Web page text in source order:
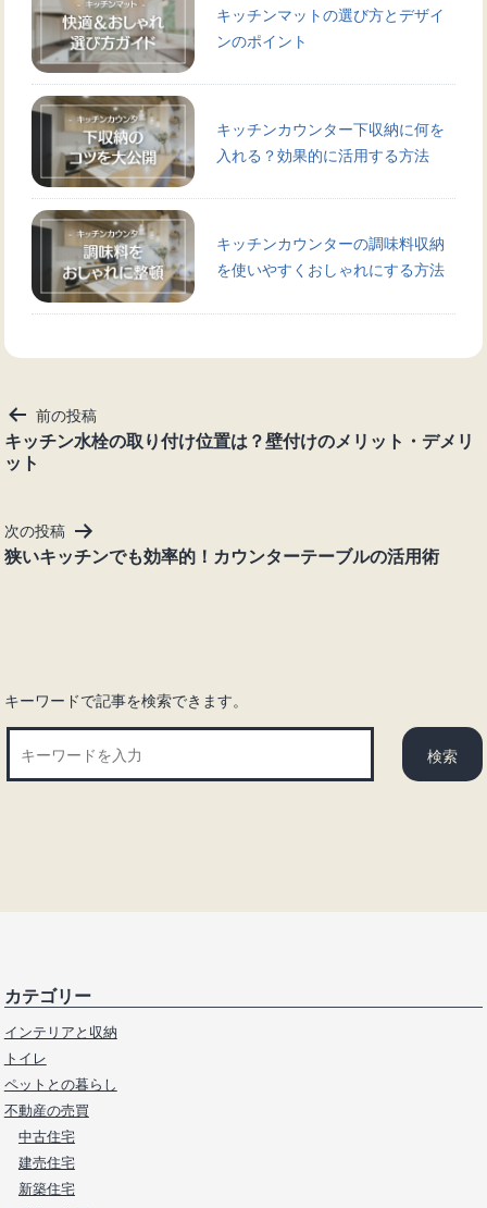
キッチンマットの選び方とデザイ
ンのポイント
キッチンカウンター下収納に何を
入れる？効果的に活用する方法
キッチンカウンターの調味料収納
を使いやすくおしゃれにする方法
投
稿
ナ
ゲ
ー
シ
前の投稿
キッチン水栓の取り付け位置は？壁付けのメリット・デメリ
ット
次の投稿
狭いキッチンでも効率的！カウンターテーブルの活用術
キーワードで記事を検索できます。
カテゴリー
インテリアと収納
トイレ
ペットとの暮らし
不動産の売買
中古住宅
建売住宅
新築住宅